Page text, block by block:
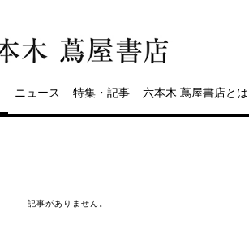
ニュース 特集・記事 六本木 蔦屋書店とは
記事がありません。